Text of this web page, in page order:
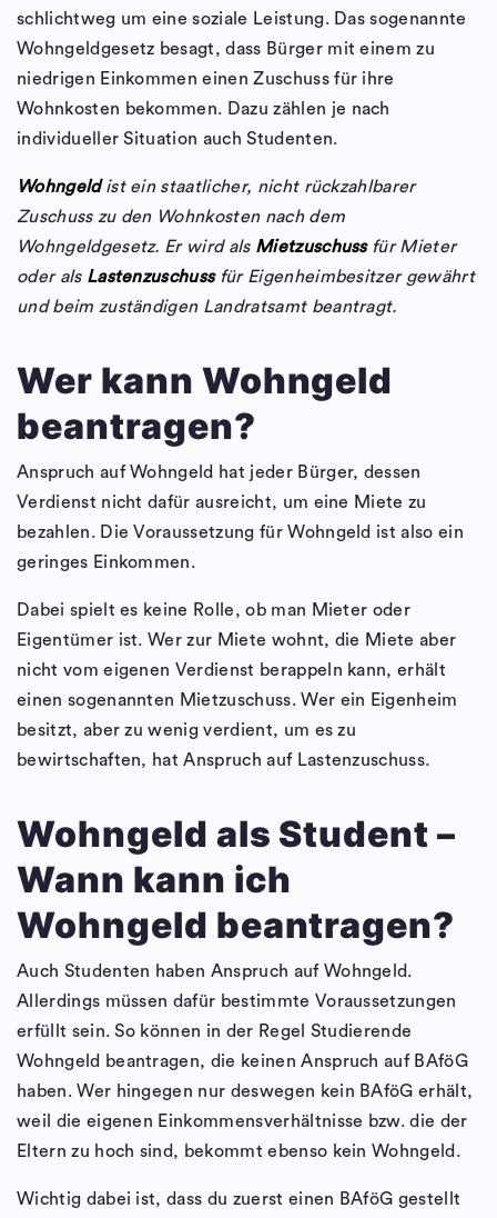
schlichtweg um eine soziale Leistung. Das sogenannte
Wohngeldgesetz besagt, dass Bürger mit einem zu
niedrigen Einkommen einen Zuschuss für ihre
Wohnkosten bekommen. Dazu zählen je nach
individueller Situation auch Studenten.
Wohngeldist ein staatlicher, nicht rückzahlbarer
Zuschuss zu den Wohnkosten nach dem
Wohngeldgesetz. Er wird als Mietzuschussfür Mieter
oder als Lastenzuschussfür Eigenheimbesitzer gewährt
und beim zuständigen Landratsamt beantragt.
Wer kann Wohngeld
beantragen?
Anspruch auf Wohngeld hat jeder Bürger, dessen
Verdienst nicht dafür ausreicht, um eine Miete zu
bezahlen. Die Voraussetzung für Wohngeld ist also ein
geringes Einkommen.
Dabei spielt es keine Rolle, ob man Mieter oder
Eigentümer ist. Wer zur Miete wohnt, die Miete aber
nicht vom eigenen Verdienst berappeln kann, erhält
einen sogenannten Mietzuschuss. Wer ein Eigenheim
besitzt, aber zu wenig verdient, um es zu
bewirtschaften, hat Anspruch auf Lastenzuschuss.
Wohngeld als Student –
Wann kann ich
Wohngeld beantragen?
Auch Studenten haben Anspruch auf Wohngeld.
Allerdings müssen dafür bestimmte Voraussetzungen
erfüllt sein. So können in der Regel Studierende
Wohngeld beantragen, die keinen Anspruch auf BAföG
haben. Wer hingegen nur deswegen kein BAföG erhält,
weil die eigenen Einkommensverhältnisse bzw. die der
Eltern zu hoch sind, bekommt ebenso kein Wohngeld.
Wichtig dabei ist, dass du zuerst einen BAföG gestellt